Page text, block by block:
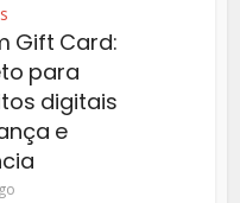
Gift Card:
para
digitais
e